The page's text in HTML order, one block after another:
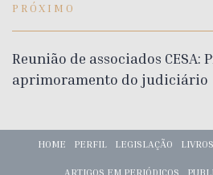
PRÓXIMO
Reunião de associados CESA:
aprimoramento do judiciário
HOME PERFIL LEGISLAÇÃO LIVROS
ARTIGOS EM PERIÓDICOS